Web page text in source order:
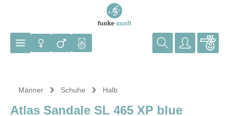
Männer Schuhe Halb
Atlas Sandale SL 465 XP blue